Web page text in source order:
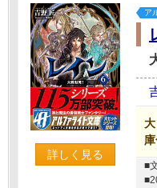
詳しく見る
ア
■